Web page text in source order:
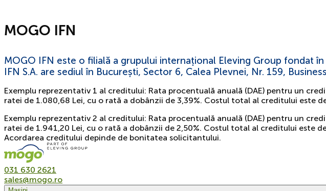
MOGO IFN
MOGO IFN este o filială a grupului internațional Eleving Group fondat
IFN S.A. are sediul în București, Sector 6, Calea Plevnei, Nr. 159,
Exemplu reprezentativ 1 al creditului: Rata procentuală anuală (DAE) pentru un
ratei de 1.080,68 Lei, cu o rată a dobânzii de 3,39%. Costul total al creditului este
Exemplu reprezentativ 2 al creditului: Rata procentuală anuală (DAE) pentru un
ratei de 1.941,20 Lei, cu o rată a dobânzii de 2,50%. Costul total al creditului este
Acordarea creditului depinde de bonitatea solicitantului.
031 630 2621
sales@mogo.ro